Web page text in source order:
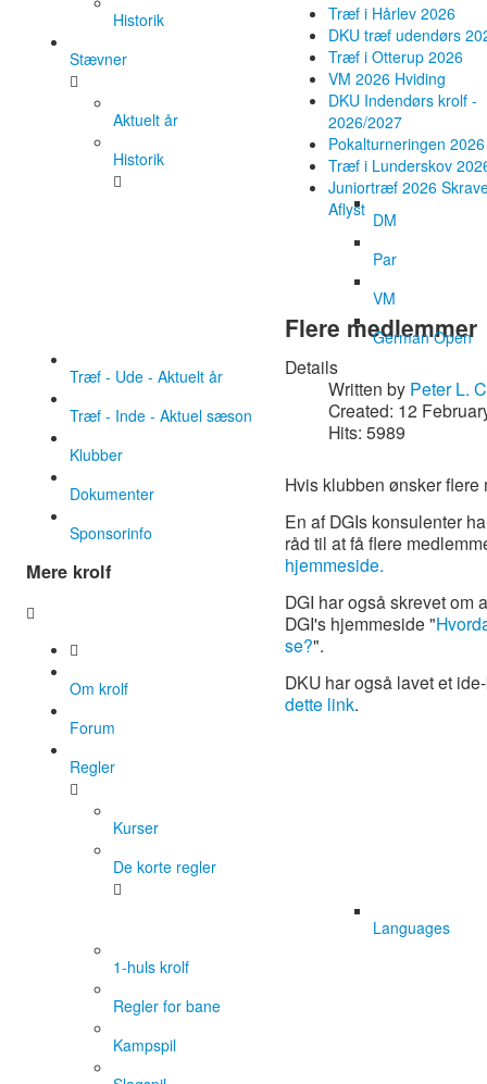
Træf i Hårlev 2026
DKU træf udendørs
Træf i Otterup 2026
VM 2026 Hviding
DKU Indendørs krolf -
2026/2027
Pokalturneringen 2026
Træf i Lunderskov
Juniortræf 2026
Aflyst
Flere medlemmer
Details
Written by Peter L.
Created: 12
Hits: 5989
Hvis klubben ønsker flere
En af DGIs konsulenter
råd til at få flere
hjemmeside.
DGI har også skrevet
DGI's hjemmeside "
se?".
DKU har også lavet et
dette link.
Historik
Stævner
Aktuelt år
Historik
DM
Par
VM
German Open
Træf - Ude - Aktuelt år
Træf - Inde - Aktuel sæson
Klubber
Dokumenter
Sponsorinfo
Mere krolf
Om krolf
Forum
Regler
Kurser
De korte regler
Languages
1-huls krolf
Regler for bane
Kampspil